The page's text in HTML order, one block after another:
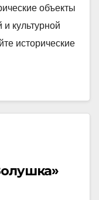
объекты
культурной
исторические